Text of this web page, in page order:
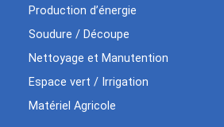
Production d’énergie
Soudure / Découpe
Nettoyage et Manutention
Espace vert / Irrigation
Matériel Agricole